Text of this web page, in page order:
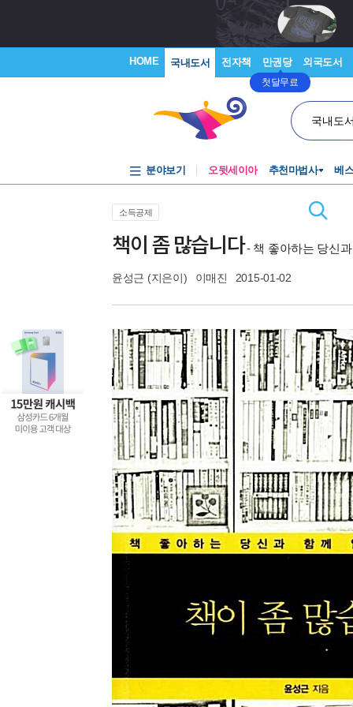
HOME 국내도서 전자책 만권당
첫달무료
외국도서
국내도
분야보기 오뒷세이아 추천마법사 베
소득공제
책이 좀 많습니다- 책 좋아하는 당신
윤성근 (지은이) 이매진 2015-01-02